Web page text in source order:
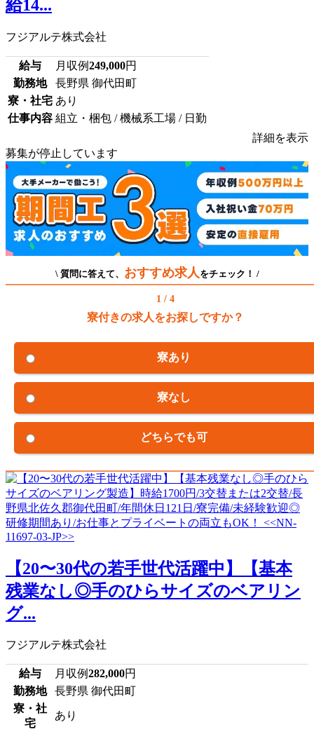
給14...
フジアルテ株式会社
給与 月収例249,000円
勤務地
長野県 御代田町
寮・社宅 あり
仕事内容 組立・梱包 / 機械系工場 / 日勤
詳細を表示
募集が停止しています
\ 質問に答えて、 おすすめ求人 をチェック！ /
1 / 4
寮付きの求人をお探しですか？
寮あり
寮なし
どちらでも可
【20〜30代の若手世代活躍中】【基本
残業なし◎手のひらサイズのベアリン
グ...
フジアルテ株式会社
給与 月収例282,000円
勤務地
長野県 御代田町
寮・社
宅
あり